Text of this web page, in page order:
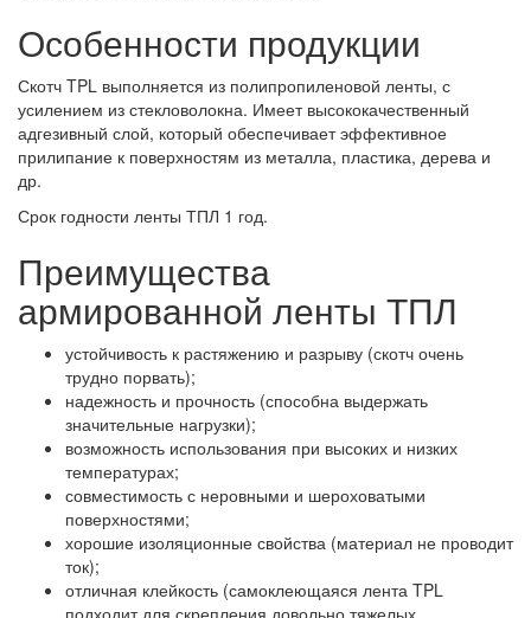
Особенности продукции
Скотч TPL выполняется из полипропиленовой ленты, с
усилением из стекловолокна. Имеет высококачественный
адгезивный слой, который обеспечивает эффективное
прилипание к поверхностям из металла, пластика, дерева и
др.
Срок годности ленты ТПЛ 1 год.
Преимущества
армированной ленты ТПЛ
устойчивость к растяжению и разрыву (скотч очень
трудно порвать);
надежность и прочность (способна выдержать
значительные нагрузки);
возможность использования при высоких и низких
температурах;
совместимость с неровными и шероховатыми
поверхностями;
хорошие изоляционные свойства (материал не проводит
ток);
отличная клейкость (самоклеющаяся лента TPL
подходит для скрепления довольно тяжелых